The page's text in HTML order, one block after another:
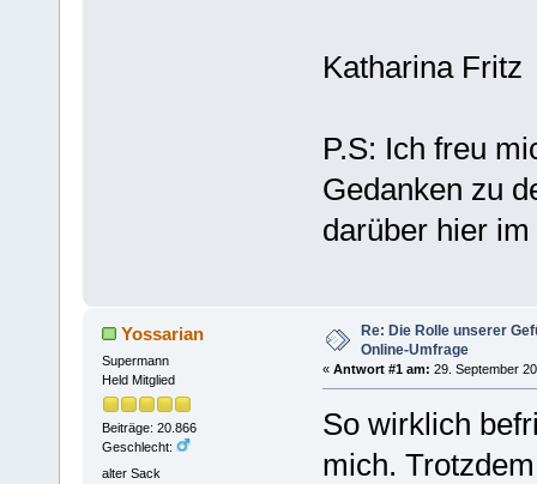
Katharina Fritz
P.S: Ich freu
Gedanken zu
darüber hier
Yossarian
Supermann
Held Mitglied
Beiträge: 20.866
Geschlecht:
alter Sack
Re: Die Rolle unserer
Online-Umfrage
« Antwort #1 am: 29. September
So wirklich
mich.